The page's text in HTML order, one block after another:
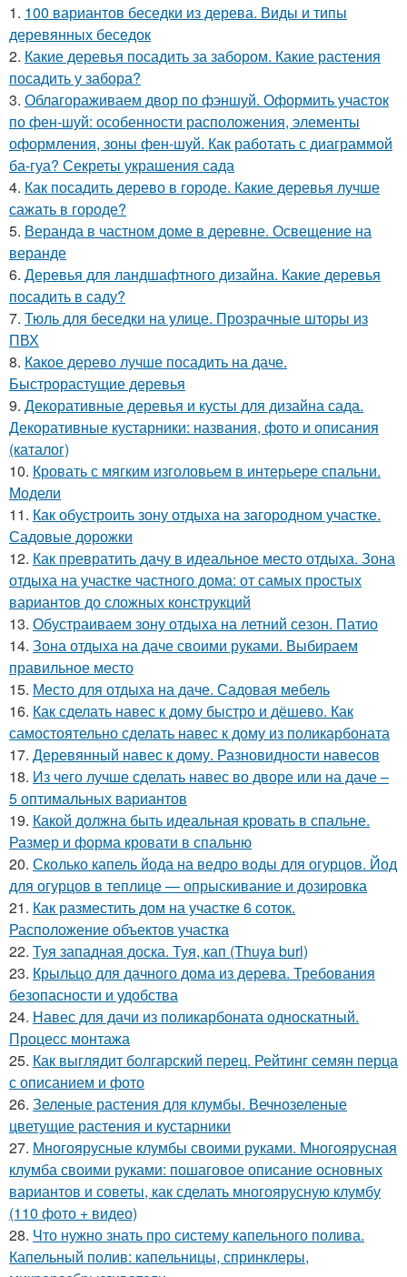
1. 100 вариантов беседки из дерева. Виды и типы
деревянных беседок
2. Какие деревья посадить за забором. Какие растения
посадить у забора?
3. Облагораживаем двор по фэншуй. Оформить участок
по фен-шуй: особенности расположения, элементы
оформления, зоны фен-шуй. Как работать с диаграммой
ба-гуа? Секреты украшения сада
4. Как посадить дерево в городе. Какие деревья лучше
сажать в городе?
5. Веранда в частном доме в деревне. Освещение на
веранде
6. Деревья для ландшафтного дизайна. Какие деревья
посадить в саду?
7. Тюль для беседки на улице. Прозрачные шторы из
ПВХ
8. Какое дерево лучше посадить на даче.
Быстрорастущие деревья
9. Декоративные деревья и кусты для дизайна сада.
Декоративные кустарники: названия, фото и описания
(каталог)
10. Кровать с мягким изголовьем в интерьере спальни.
Модели
11. Как обустроить зону отдыха на загородном участке.
Садовые дорожки
12. Как превратить дачу в идеальное место отдыха. Зона
отдыха на участке частного дома: от самых простых
вариантов до сложных конструкций
13. Обустраиваем зону отдыха на летний сезон. Патио
14. Зона отдыха на даче своими руками. Выбираем
правильное место
15. Место для отдыха на даче. Садовая мебель
16. Как сделать навес к дому быстро и дёшево. Как
самостоятельно сделать навес к дому из поликарбоната
17. Деревянный навес к дому. Разновидности навесов
18. Из чего лучше сделать навес во дворе или на даче –
5 оптимальных вариантов
19. Какой должна быть идеальная кровать в спальне.
Размер и форма кровати в спальню
20. Сколько капель йода на ведро воды для огурцов. Йод
для огурцов в теплице — опрыскивание и дозировка
21. Как разместить дом на участке 6 соток.
Расположение объектов участка
22. Туя западная доска. Туя, кап (Thuya burl)
23. Крыльцо для дачного дома из дерева. Требования
безопасности и удобства
24. Навес для дачи из поликарбоната односкатный.
Процесс монтажа
25. Как выглядит болгарский перец. Рейтинг семян перца
с описанием и фото
26. Зеленые растения для клумбы. Вечнозеленые
цветущие растения и кустарники
27. Многоярусные клумбы своими руками. Многоярусная
клумба своими руками: пошаговое описание основных
вариантов и советы, как сделать многоярусную клумбу
(110 фото + видео)
28. Что нужно знать про систему капельного полива.
Капельный полив: капельницы, спринклеры,